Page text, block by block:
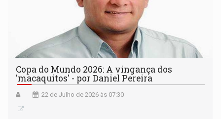
Copa do Mundo 2026: A vingança dos
'macaquitos' - por Daniel Pereira
22 de Julho de 2026 às 07:30